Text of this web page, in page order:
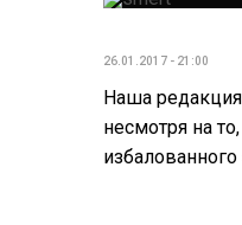
26.01.2017 - 21:00
Наша
несмотря на